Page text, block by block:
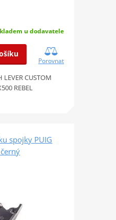
u dodavatele
Porovnat
LEVER CUSTOM
REBEL
spojky PUIG